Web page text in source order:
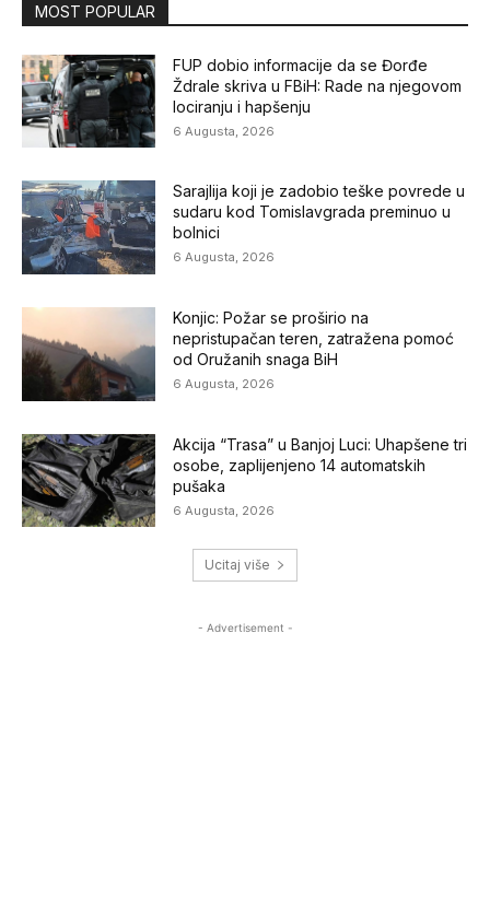
MOST POPULAR
FUP dobio informacije da se Đorđe
Ždrale skriva u FBiH: Rade na njegovom
lociranju i hapšenju
6 Augusta, 2026
Sarajlija koji je zadobio teške povrede u
sudaru kod Tomislavgrada preminuo u
bolnici
6 Augusta, 2026
Konjic: Požar se proširio na
nepristupačan teren, zatražena pomoć
od Oružanih snaga BiH
6 Augusta, 2026
Akcija “Trasa” u Banjoj Luci: Uhapšene tri
osobe, zaplijenjeno 14 automatskih
pušaka
6 Augusta, 2026
Ucitaj više
- Advertisement -